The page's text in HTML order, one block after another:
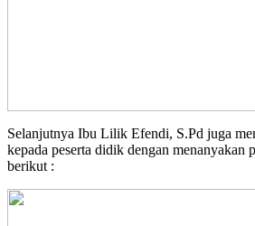
Selanjutnya Ibu Lilik Efendi, S.Pd juga
kepada peserta didik dengan menanyakan
berikut :